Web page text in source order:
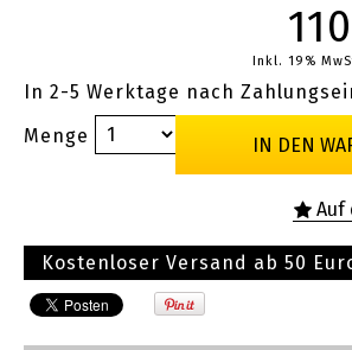
Inkl. 19%
In 2-5 Werktage nach
Menge
Kostenloser Versand ab 50